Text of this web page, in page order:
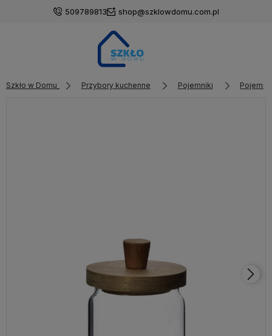
509789813 shop@szklowdomu.com.pl
Szkło w Domu Przybory kuchenne Pojemniki